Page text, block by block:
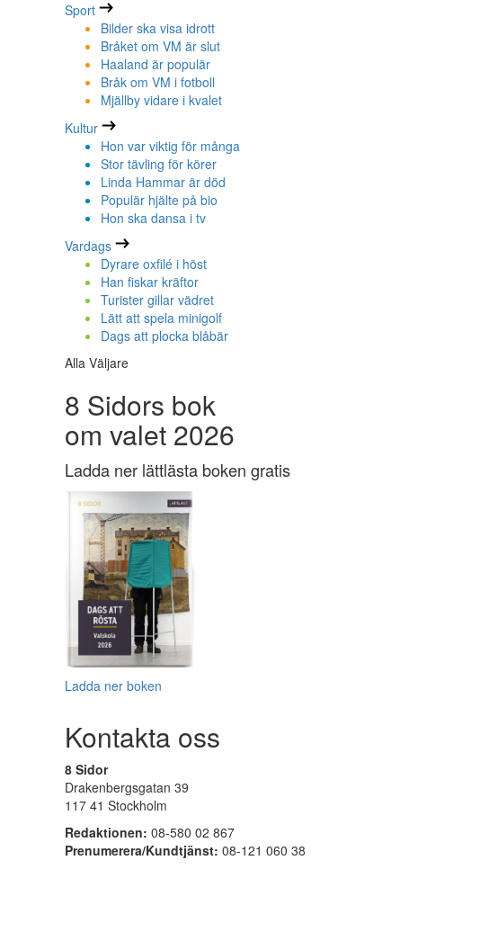
Sport
Bilder ska visa idrott
Bråket om VM är slut
Haaland är populär
Bråk om VM i fotboll
Mjällby vidare i kvalet
Kultur
Hon var viktig för många
Stor tävling för körer
Linda Hammar är död
Populär hjälte på bio
Hon ska dansa i tv
Vardags
Dyrare oxfilé i höst
Han fiskar kräftor
Turister gillar vädret
Lätt att spela minigolf
Dags att plocka blåbär
Alla Väljare
8 Sidors bok
om valet 2026
Ladda ner lättlästa boken gratis
Ladda ner boken
Kontakta oss
8 Sidor
Drakenbergsgatan 39
117 41 Stockholm
Redaktionen: 08-580 02 867
Prenumerera/Kundtjänst: 08-121 060 38